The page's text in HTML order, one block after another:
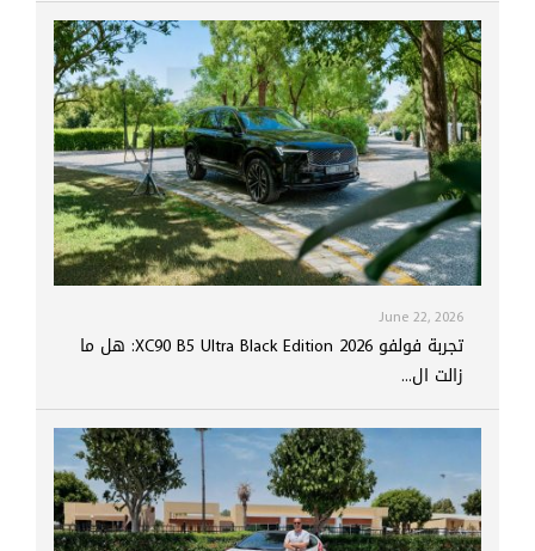
June 22, 2026
تجربة فولفو XC90 B5 Ultra Black Edition 2026: هل ما
زالت ال...